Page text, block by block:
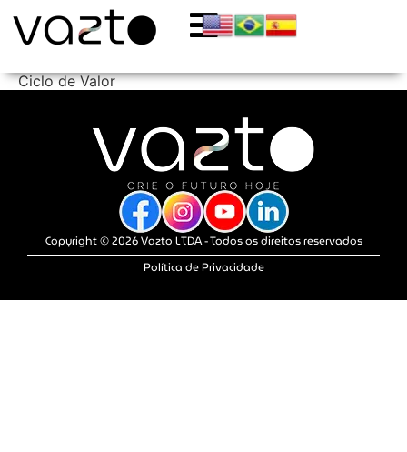
Ciclo de Valor
Copyright © 2026 Vazto LTDA - Todos os direitos reservados
Política de Privacidade